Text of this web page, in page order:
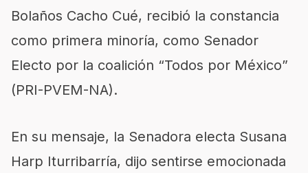
Bolaños Cacho Cué, recibió la constancia
como primera minoría, como Senador
Electo por la coalición “Todos por México”
(PRI-PVEM-NA).
En su mensaje, la Senadora electa Susana
Harp Iturribarría, dijo sentirse emocionada